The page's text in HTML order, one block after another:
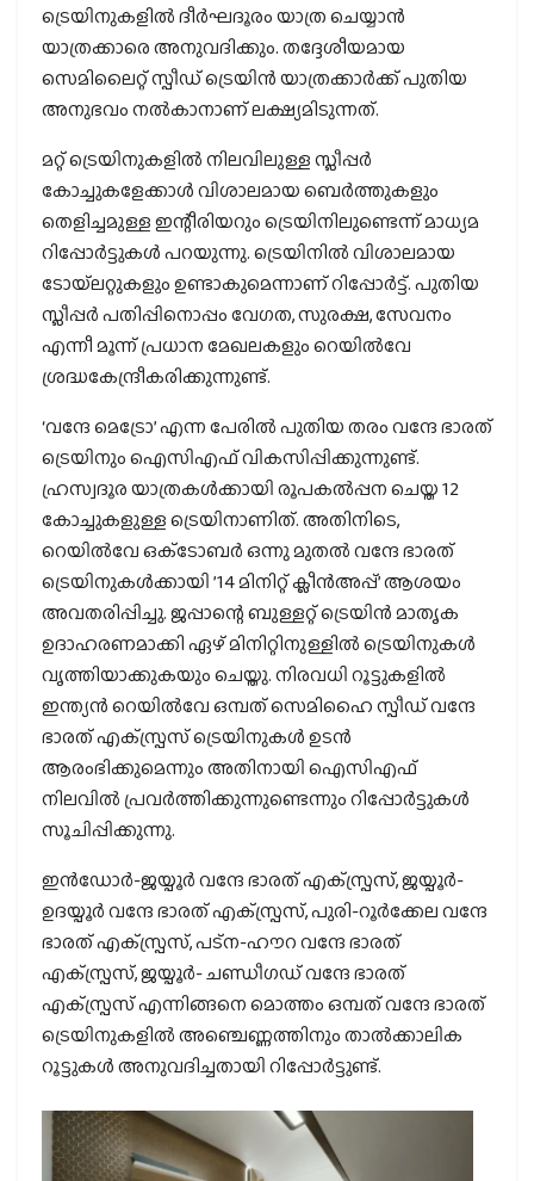
ട്രെയിനുകളില്‍ ദീര്‍ഘദൂരം യാത്ര ചെയ്യാന്‍
യാത്രക്കാരെ അനുവദിക്കും. തദ്ദേശീയമായ
സെമിലൈറ്റ് സ്പീഡ് ട്രെയിന്‍ യാത്രക്കാര്‍ക്ക് പുതിയ
അനുഭവം നല്‍കാനാണ് ലക്ഷ്യമിടുന്നത്.
മറ്റ് ട്രെയിനുകളില്‍ നിലവിലുള്ള സ്ലീപ്പര്‍
കോച്ചുകളേക്കാള്‍ വിശാലമായ ബെര്‍ത്തുകളും
തെളിച്ചമുള്ള ഇന്റീരിയറും ട്രെയിനിലുണ്ടെന്ന് മാധ്യമ
റിപ്പോര്‍ട്ടുകള്‍ പറയുന്നു. ട്രെയിനില്‍ വിശാലമായ
ടോയ്‌ലറ്റുകളും ഉണ്ടാകുമെന്നാണ് റിപ്പോര്‍ട്ട്. പുതിയ
സ്ലീപ്പര്‍ പതിപ്പിനൊപ്പം വേഗത, സുരക്ഷ, സേവനം
എന്നീ മൂന്ന് പ്രധാന മേഖലകളും റെയില്‍വേ
ശ്രദ്ധകേന്ദ്രീകരിക്കുന്നുണ്ട്.
‘വന്ദേ മെട്രോ’ എന്ന പേരില്‍ പുതിയ തരം വന്ദേ ഭാരത്
ട്രെയിനും ഐസിഎഫ് വികസിപ്പിക്കുന്നുണ്ട്.
ഹ്രസ്വദൂര യാത്രകള്‍ക്കായി രൂപകല്‍പ്പന ചെയ്ത 12
കോച്ചുകളുള്ള ട്രെയിനാണിത്. അതിനിടെ,
റെയില്‍വേ ഒക്‌ടോബര്‍ ഒന്നു മുതല്‍ വന്ദേ ഭാരത്
ട്രെയിനുകള്‍ക്കായി ’14 മിനിറ്റ് ക്ലീന്‍അപ്പ്’ ആശയം
അവതരിപ്പിച്ചു. ജപ്പാന്റെ ബുള്ളറ്റ് ട്രെയിന്‍ മാതൃക
ഉദാഹരണമാക്കി ഏഴ് മിനിറ്റിനുള്ളില്‍ ട്രെയിനുകള്‍
വൃത്തിയാക്കുകയും ചെയ്തു. നിരവധി റൂട്ടുകളില്‍
ഇന്ത്യന്‍ റെയില്‍വേ ഒമ്പത് സെമിഹൈ സ്പീഡ് വന്ദേ
ഭാരത് എക്‌സ്പ്രസ് ട്രെയിനുകള്‍ ഉടന്‍
ആരംഭിക്കുമെന്നും അതിനായി ഐസിഎഫ്
നിലവില്‍ പ്രവര്‍ത്തിക്കുന്നുണ്ടെന്നും റിപ്പോര്‍ട്ടുകള്‍
സൂചിപ്പിക്കുന്നു.
ഇന്‍ഡോര്‍-ജയ്പൂര്‍ വന്ദേ ഭാരത് എക്‌സ്പ്രസ്, ജയ്പൂര്‍-
ഉദയ്പൂര്‍ വന്ദേ ഭാരത് എക്‌സ്പ്രസ്, പുരി-റൂര്‍ക്കേല വന്ദേ
ഭാരത് എക്‌സ്പ്രസ്, പട്‌ന-ഹൗറ വന്ദേ ഭാരത്
എക്‌സ്പ്രസ്, ജയ്പൂര്‍- ചണ്ഡീഗഡ് വന്ദേ ഭാരത്
എക്‌സ്പ്രസ് എന്നിങ്ങനെ മൊത്തം ഒമ്പത് വന്ദേ ഭാരത്
ട്രെയിനുകളില്‍ അഞ്ചെണ്ണത്തിനും താല്‍ക്കാലിക
റൂട്ടുകള്‍ അനുവദിച്ചതായി റിപ്പോര്‍ട്ടുണ്ട്.